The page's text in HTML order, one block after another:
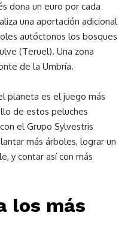
dona un euro por cada
una aportación adicional
autóctonos los bosques
(Teruel). Una zona
de la Umbría.
planeta es el juego más
de estos peluches
el Grupo Sylvestris
más árboles, lograr un
y contar así con más
los más